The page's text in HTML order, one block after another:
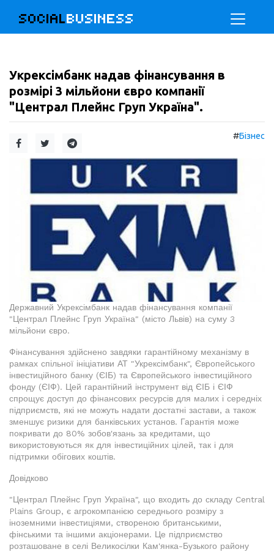
SOCIALBUSINESS
Укрексімбанк надав фінансування в
розмірі 3 мільйони євро компанії
"Централ Плейнс Груп Україна".
#Бізнес
Державний Укрексімбанк надав фінансування компанії
"Централ Плейнс Груп Україна" (місто Львів) на суму 3
мільйони євро.
Фінансування здійснено завдяки гарантійному механізму в
рамках спільної ініціативи АТ "Укрексімбанк", Європейського
інвестиційного банку (ЄІБ) та Європейського інвестиційного
фонду (ЄІФ). Цей гарантійний інструмент від ЄІБ і ЄІФ
спрощує доступ до фінансових ресурсів для малих і середніх
підприємств, які не можуть надати достатні застави, а також
зменшує ризики для банківських установ. Гарантія може
покривати до 80% зобов'язань за кредитами, що
використовуються як для інвестиційних цілей, так і для
підтримки обігових коштів.
Довідково
"Централ Плейнс Груп Україна", що входить до складу Central
Plains Group, є агрокомпанією середнього розміру з
іноземними інвестиціями, створеною британськими,
фінськими та іншими акціонерами. Це підприємство
розташоване в селі Великосілки Кам'янка-Бузького району